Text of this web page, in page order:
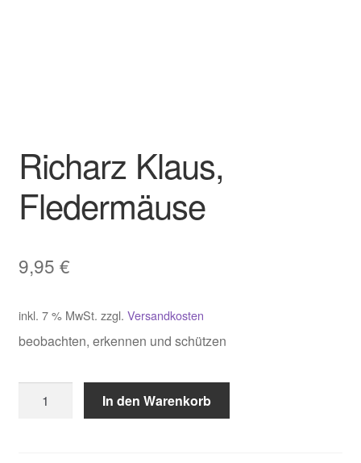
Richarz Klaus,
Fledermäuse
9,95 €
inkl. 7 % MwSt. zzgl. Versandkosten
beobachten, erkennen und schützen
Klaus,
In den Warenkorb